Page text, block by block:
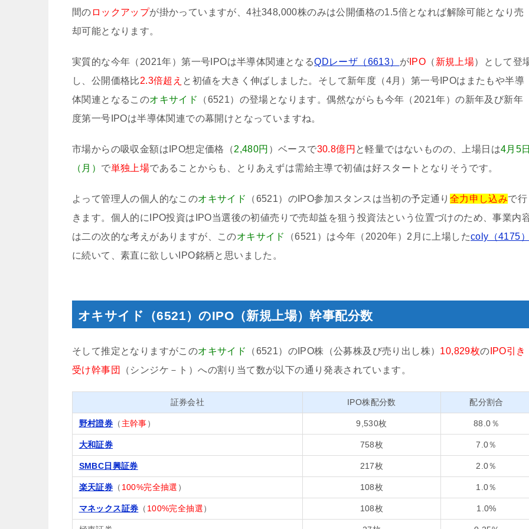
間の ロックアップが掛かっていますが、4社348,000株のみは公開価格の1.5倍となれば解除可能となり売
却可能となります。
実質的な今年（2021年）第一号IPOは半導体関連となるQDレーザ（6613） が IPO （ 新規上場）として登
し、公開価格比2.3倍超え と初値を大きく伸ばしました。そして新年度（4月）第一号IPOはまたもや半導
体関連となるこのオキサイド
（6521）の登場となります。偶然ながらも今年（2021年）の新年及び新年
度第一号IPOは半導体関連での幕開けとなっていますね。
市場からの吸収金額はIPO想定価格（2,480円 ）ベースで30.8億円 と軽量ではないものの、上場日は4月5日
（月） で単独上場であることからも、とりあえずは需給主導で初値は好スタートとなりそうです。
よって管理人の個人的なこのオキサイド （6521）のIPO参加スタンスは当初の予定通り 全力申し込みで行
きます。個人的にIPO投資はIPO当選後の初値売りで売却益を狙う投資法という位置づけのため、事業内
は二の次的な考えがありますが、このオキサイド （6521）は今年（2020年）2月に上場したcoly（4175）
に続いて、素直に欲しいIPO銘柄と思いました。
オキサイド（6521）のIPO（新規上場）幹事配分数
そして推定となりますがこのオキサイド （6521）のIPO株（公募株及び売り出し株） 10,829枚の IPO引き
受け幹事団
（シンジケ－ト）への割り当て数が以下の通り発表されています。
証券会社 IPO株配分数 配分割合
野村證券 （ 主幹事） 9,530枚 88.0％
大和証券 758枚 7.0％
SMBC日興証券 217枚 2.0％
楽天証券 （ 100%完全抽選 ） 108枚 1.0％
マネックス証券 （ 100%完全抽選） 108枚 1.0%